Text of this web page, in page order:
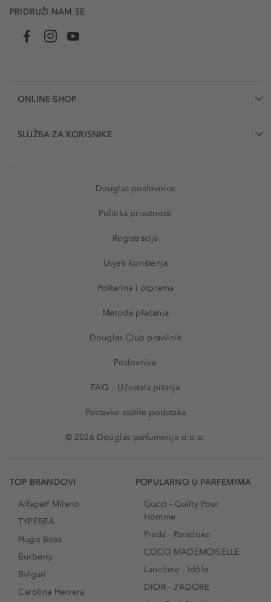
PRIDRUŽI NAM SE
ONLINE-SHOP
SLUŽBA ZA KORISNIKE
Douglas poslovnice
Politika privatnosti
Registracija
Uvjeti korištenja
Poštarina i otprema
Metode plaćanja
Douglas Club pravilnik
Poslovnice
FAQ – Učestala pitanja
Postavke zaštite podataka
© 2026 Douglas parfumerije d.o.o.
TOP BRANDOVI
Alfaparf Milano
TYPEBEA
Hugo Boss
Burberry
Bvlgari
Carolina Herrera
POPULARNO U PARFEMIMA
Gucci - Guilty Pour
Homme
Prada - Paradoxe
COCO MADEMOISELLE
Lancôme - Idôle
DIOR - J’ADORE